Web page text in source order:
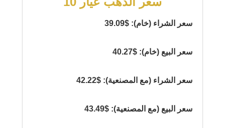
سعر الشراء (خام): $39.09
سعر البيع (خام): $40.27
سعر الشراء (مع المصنعية): $42.22
سعر البيع (مع المصنعية): $43.49